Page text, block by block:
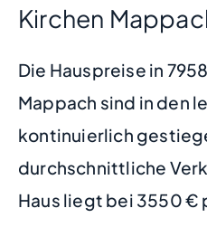
Kirchen
Die Hauspreise in
Mappach sind in den
kontinuierlich
durchschnittliche
Haus liegt bei 3550 €